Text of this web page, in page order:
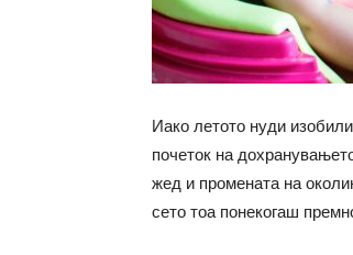
Иако летото нуди
почеток на
жед и промената на
сето тоа понекогаш